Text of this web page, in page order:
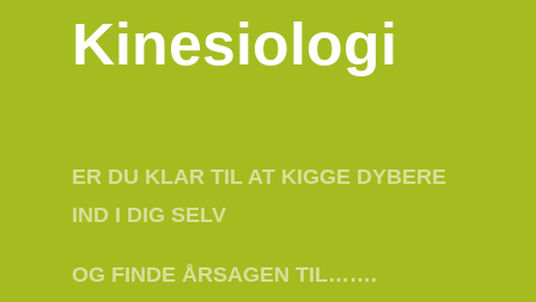
Kinesiologi
ER DU KLAR TIL AT KIGGE DYBERE
IND I DIG SELV
OG FINDE ÅRSAGEN TIL…….